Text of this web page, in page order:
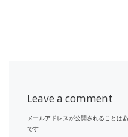
Leave a comment
メールアドレスが公開されることはあ
です